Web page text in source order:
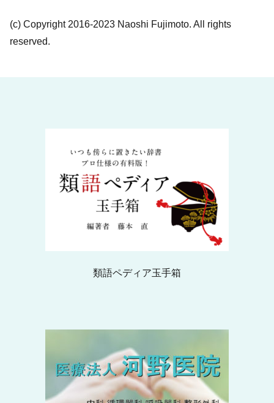
(c) Copyright 2016-2023 Naoshi Fujimoto. All rights
reserved.
類語ペディア玉手箱